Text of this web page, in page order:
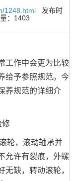
1248.html 发布时
：1403
作中会更为比较
给予参照规范。今
养规范的详细介
轮，滚动轴承并
允许有裂痕，外螺
缺，转动滚轮，